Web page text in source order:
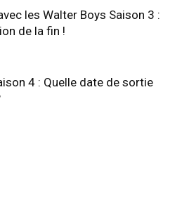
les Walter Boys Saison 3 :
de la fin !
4 : Quelle date de sortie